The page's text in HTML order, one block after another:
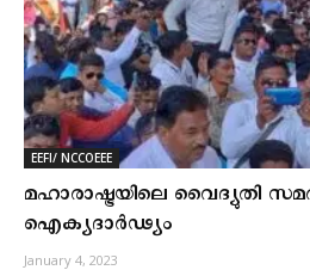
EEFI/ NCCOEEE
മഹാരാഷ്ട്രയിലെ വൈദ്യുതി
ഐക്യദാർഢ്യം
January 4, 2023